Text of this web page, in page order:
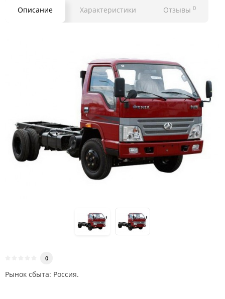
Описание Характеристики Отзывы 0
0
Рынок сбыта: Россия.